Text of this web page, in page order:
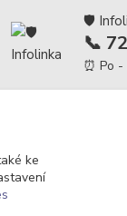
🛡️
📞
⏰ Po -
ke